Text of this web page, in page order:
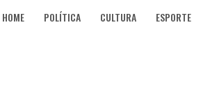
HOME POLÍTICA CULTURA ESPORTE